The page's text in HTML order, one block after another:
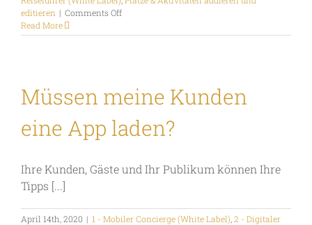
editieren | Comments Offon
kann
verschiedenen
addieren?
Read More
Müssen meine Kunden
eine App laden?
Ihre Kunden, Gäste und Ihr Publikum können Ihre
Tipps [...]
April 14th, 2020 | 1 - Mobiler Concierge (White Label) 2 - Digitaler